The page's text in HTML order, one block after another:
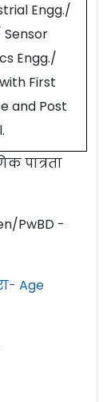
Engg./
Engg./
First
and Post
पात्रता
PwBD -
Age